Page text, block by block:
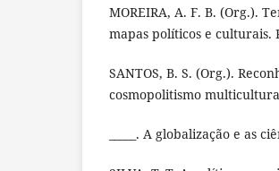
MOREIRA, A. F. B. (Org.).
mapas políticos e culturais.
SANTOS, B. S. (Org.).
cosmopolitismo
_____. A globalização e as